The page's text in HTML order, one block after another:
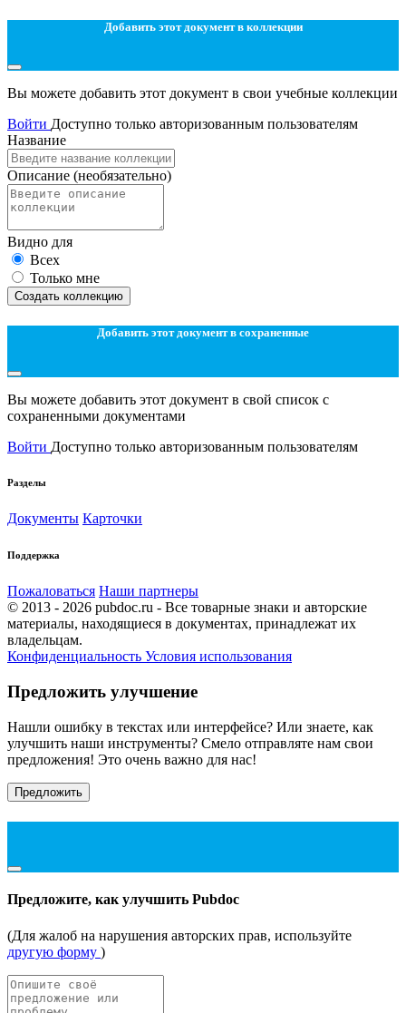
Добавить этот документ в коллекции
Вы можете добавить этот документ в свои учебные коллекции
Войти Доступно только авторизованным пользователям
Название
Описание (необязательно)
Видно для
Всех
Только мне
Создать коллекцию
Добавить этот документ в сохраненные
Вы можете добавить этот документ в свой список с
сохраненными документами
Войти Доступно только авторизованным пользователям
Разделы
Документы Карточки
Поддержка
Пожаловаться Наши партнеры
© 2013 - 2026 pubdoc.ru - Все товарные знаки и авторские
материалы, находящиеся в документах, принадлежат их
владельцам.
Конфиденциальность Условия использования
Предложить улучшение
Нашли ошибку в текстах или интерфейсе? Или знаете, как
улучшить наши инструменты? Смело отправляте нам свои
предложения! Это очень важно для нас!
Предложить
Предложите, как улучшить Pubdoc
(Для жалоб на нарушения авторских прав, используйте
другую форму )